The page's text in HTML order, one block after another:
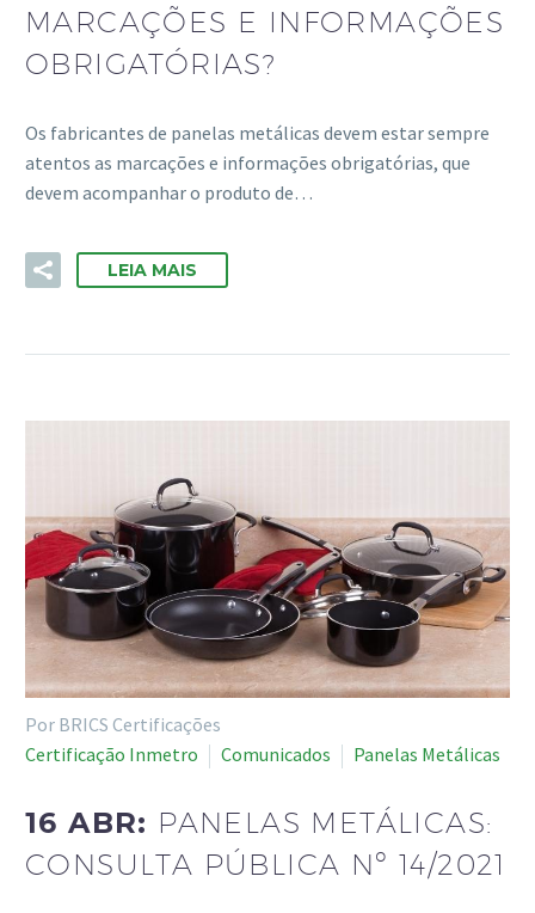
MARCAÇÕES E INFORMAÇÕES
OBRIGATÓRIAS?
Os fabricantes de panelas metálicas devem estar sempre
atentos as marcações e informações obrigatórias, que
devem acompanhar o produto de…
LEIA MAIS
Por BRICS Certificações
Certificação Inmetro
Comunicados Panelas Metálicas
16 ABR: PANELAS METÁLICAS:
CONSULTA PÚBLICA Nº 14/2021